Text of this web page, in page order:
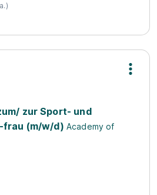
zur Sport- und
frau (m/w/d) Academy of